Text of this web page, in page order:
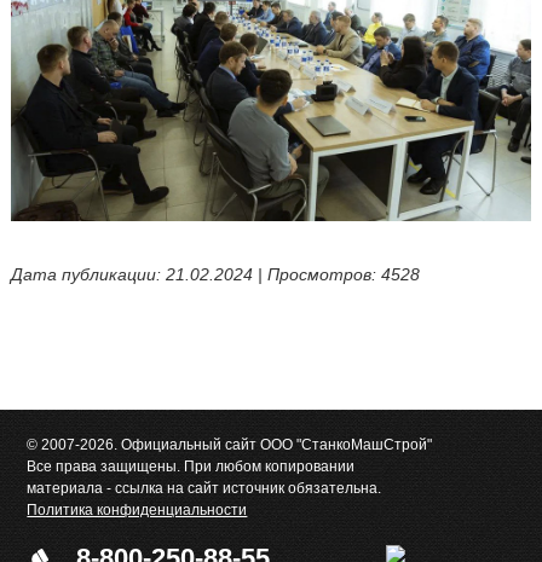
Дата публикации: 21.02.2024 | Просмотров: 4528
© 2007-2026. Официальный сайт ООО "СтанкоМашСтрой"
Все права защищены. При любом копировании
материала - ссылка на сайт источник обязательна.
Политика конфиденциальности